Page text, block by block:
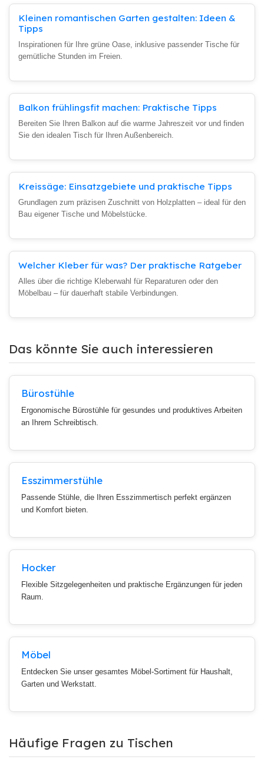
Kleinen romantischen Garten gestalten: Ideen &
Tipps
Inspirationen für Ihre grüne Oase, inklusive passender Tische für
gemütliche Stunden im Freien.
Balkon frühlingsfit machen: Praktische Tipps
Bereiten Sie Ihren Balkon auf die warme Jahreszeit vor und finden
Sie den idealen Tisch für Ihren Außenbereich.
Kreissäge: Einsatzgebiete und praktische Tipps
Grundlagen zum präzisen Zuschnitt von Holzplatten – ideal für den
Bau eigener Tische und Möbelstücke.
Welcher Kleber für was? Der praktische Ratgeber
Alles über die richtige Kleberwahl für Reparaturen oder den
Möbelbau – für dauerhaft stabile Verbindungen.
Das könnte Sie auch interessieren
Bürostühle
Ergonomische Bürostühle für gesundes und produktives Arbeiten
an Ihrem Schreibtisch.
Esszimmerstühle
Passende Stühle, die Ihren Esszimmertisch perfekt ergänzen
und Komfort bieten.
Hocker
Flexible Sitzgelegenheiten und praktische Ergänzungen für jeden
Raum.
Möbel
Entdecken Sie unser gesamtes Möbel-Sortiment für Haushalt,
Garten und Werkstatt.
Häufige Fragen zu Tischen